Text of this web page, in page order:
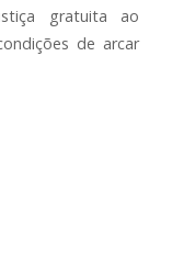
gratuita ao
de arcar